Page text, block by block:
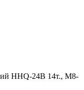
HHQ-24B 14т., М8-